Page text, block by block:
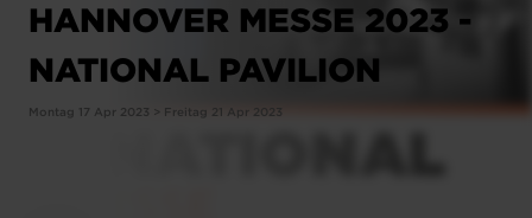
HANNOVER MESSE 2023 -
NATIONAL PAVILION
Montag 17 Apr 2023 > Freitag 21 Apr 2023